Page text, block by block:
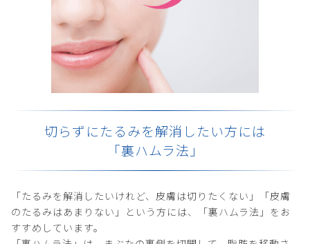
切らずにたるみを解消したい方には
「裏ハムラ法」
「たるみを解消したいけれど、皮膚は切りたくない」「皮膚
のたるみはあまりない」という方には、「裏ハムラ法」をお
すすめしています。